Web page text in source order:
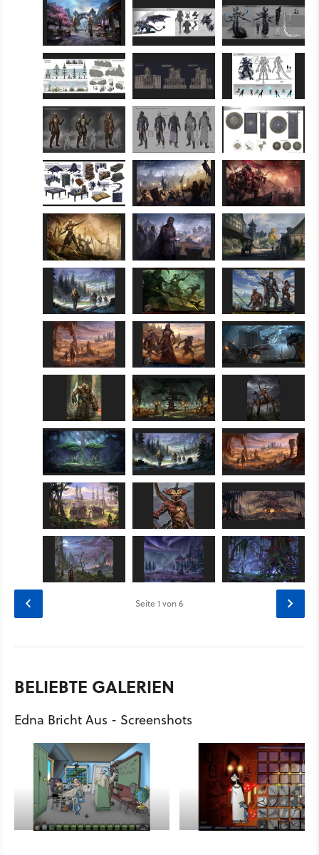
Seite1 von 6
BELIEBTE GALERIEN
Edna Bricht Aus - Screenshots